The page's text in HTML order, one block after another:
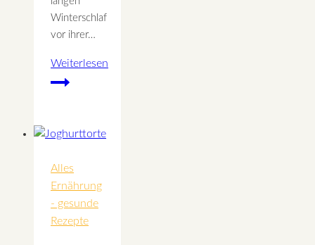
Winterschlaf
vor ihrer…
Weiterlesen
Bärlauch
Alles
Ernährung
- gesunde
Rezepte